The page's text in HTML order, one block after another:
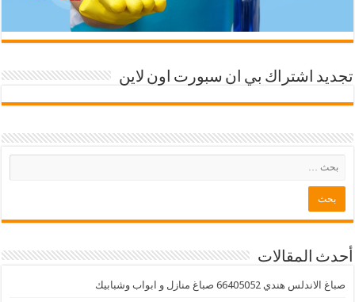
تجديد اشتراك بي ان سبورت اون لاين
أحدث المقالات
صباغ الاندلس هندي 66405052 صباغ منازل و ابواب وشبابيك